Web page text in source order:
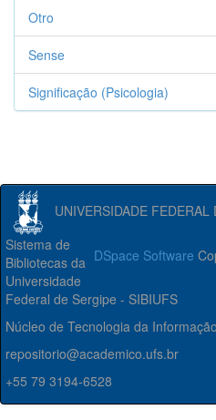
Otro
Sense
Significação (Psicologia)
UNIVERSIDADE FEDERAL
DSpace Software
Sistema de
Bibliotecas da
Universidade
Federal de Sergipe - SIBIUFS
Núcleo de Tecnologia da
repositorio@academico.ufs.br
+55 79 3194-6528